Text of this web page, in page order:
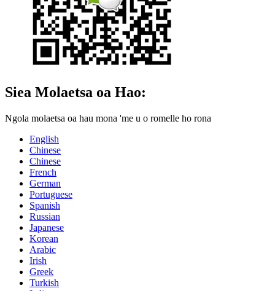
Siea Molaetsa oa Hao:
Ngola molaetsa oa hau mona 'me u o romelle ho rona
English
Chinese
Chinese
French
German
Portuguese
Spanish
Russian
Japanese
Korean
Arabic
Irish
Greek
Turkish